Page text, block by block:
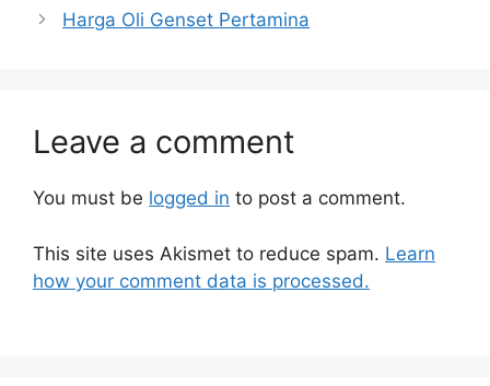
Harga Oli Genset Pertamina
Leave a comment
You must be logged in to post a comment.
This site uses Akismet to reduce spam. Learn
how your comment data is processed.